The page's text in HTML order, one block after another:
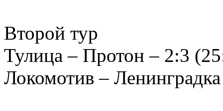
Второй тур
Тулица – Протон – 2:3
Локомотив –